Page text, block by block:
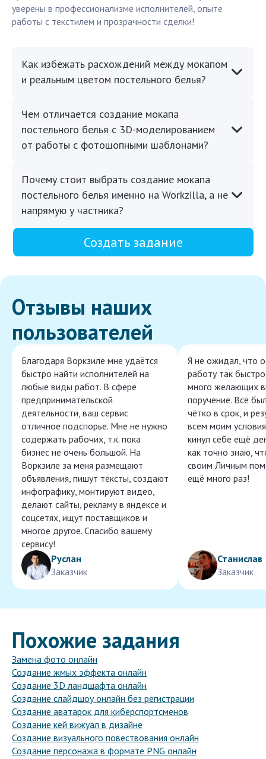
уверены в профессионализме исполнителей, опыте
работы с текстилем и прозрачности сделки!
Как избежать расхождений между мокапом
и реальным цветом постельного белья?
Чем отличается создание мокапа
постельного белья с 3D-моделированием
от работы с фотошопными шаблонами?
Почему стоит выбрать создание мокапа
постельного белья именно на Workzilla, а не
напрямую у частника?
Создать задание
Отзывы наших
пользователей
Благодаря Воркзиле мне удаётся
быстро найти исполнителей на
любые виды работ. В сфере
предпринимательской
деятельности, ваш сервис
отличное подспорье. Мне не нужно
содержать рабочих, т.к. пока
бизнес не очень большой. На
Воркзиле за меня размещают
объявления, пишут тексты, создают
инфографику, монтируют видео,
делают сайты, рекламу в яндексе и
соцсетях, ищут поставщиков и
многое другое. Спасибо вашему
сервису!
Руслан
Заказчик
Я не ожидал, что
работу так
много желающих
поручение. Всё
чётко в срок, и
всем моим
кинул себе ещё
как точно знаю,
своим Личным
ещё много раз!
Станислав
Заказчик
Похожие задания
Замена фото онлайн
Создание жмых эффекта онлайн
Создание 3D ландшафта онлайн
Создание слайдшоу онлайн без регистрации
Создание аватарок для киберспортсменов
Создание кей вижуал в дизайне
Создание визуального повествования онлайн
Создание персонажа в формате PNG онлайн